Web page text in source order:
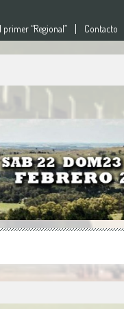
primer “Regional” Contacto